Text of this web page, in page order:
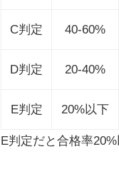
C判定 40-60%
D判定 20-40%
E判定 20%以下
E判定だと合格率